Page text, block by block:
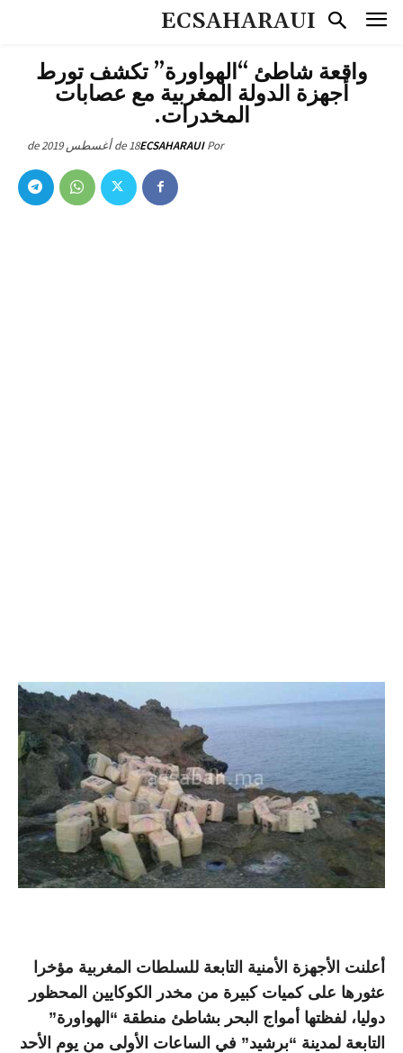
ECSAHARAUI
واقعة شاطئ “الهواورة” تكشف تورط
أجهزة الدولة المغربية مع عصابات
المخدرات.
Por
ECSAHARAUI18 de أغسطس de 2019
أعلنت الأجهزة الأمنية التابعة للسلطات المغربية مؤخرا
عثورها على كميات كبيرة من مخدر الكوكايين المحظور
دوليا، لفظتها أمواج البحر بشاطئ منطقة “الهواورة”
التابعة لمدينة “برشيد” في الساعات الأولى من يوم الأحد